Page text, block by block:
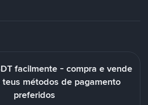
facilmente - compra e vende
métodos de pagamento
preferidos